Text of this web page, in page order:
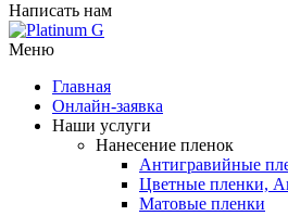
Написать нам
Меню
Главная
Онлайн-заявка
Наши услуги
Нанесение пленок
Антигравийные
Цветные пленки,
Матовые пленки